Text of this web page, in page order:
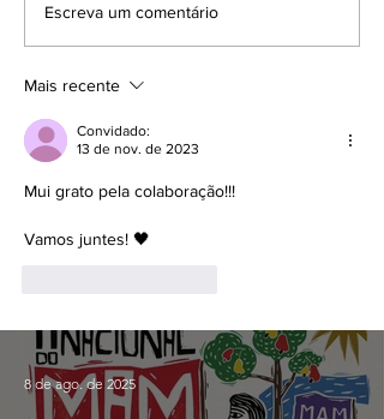
Escreva um comentário
Mais recente
Convidado:
13 de nov. de 2023
Mui grato pela colaboração!!!
Vamos juntes! 🖤
8 de ago. de 2025